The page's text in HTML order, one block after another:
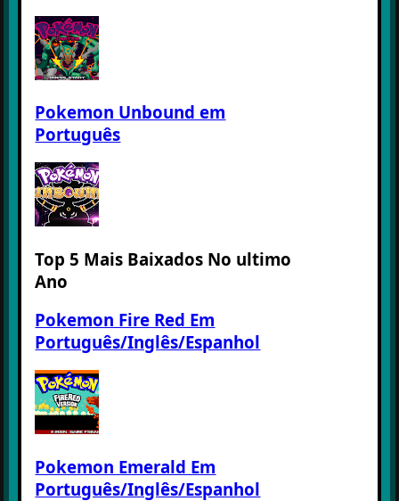
Pokemon Unbound em
Português
Top 5 Mais Baixados No ultimo
Ano
Pokemon Fire Red Em
Português/Inglês/Espanhol
Pokemon Emerald Em
Português/Inglês/Espanhol